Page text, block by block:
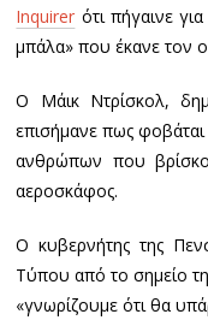
Inquirer ότι πήγαινε
μπάλα» που έκανε τον
Ο Μάικ Ντρίσκολ,
επισήμανε πως
ανθρώπων που
αεροσκάφος.
Ο κυβερνήτης της
Τύπου από το σημείο
«γνωρίζουμε ότι θα